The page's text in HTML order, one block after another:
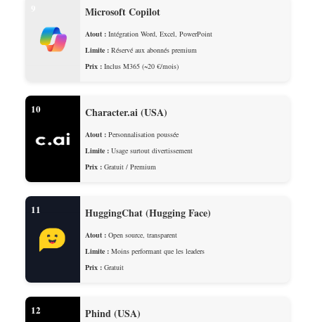
Microsoft Copilot
Atout : Intégration Word, Excel, PowerPoint
Limite : Réservé aux abonnés premium
Prix : Inclus M365 (~20 €/mois)
10 Character.ai (USA)
Atout : Personnalisation poussée
Limite : Usage surtout divertissement
Prix : Gratuit / Premium
11 HuggingChat (Hugging Face)
Atout : Open source, transparent
Limite : Moins performant que les leaders
Prix : Gratuit
12 Phind (USA)